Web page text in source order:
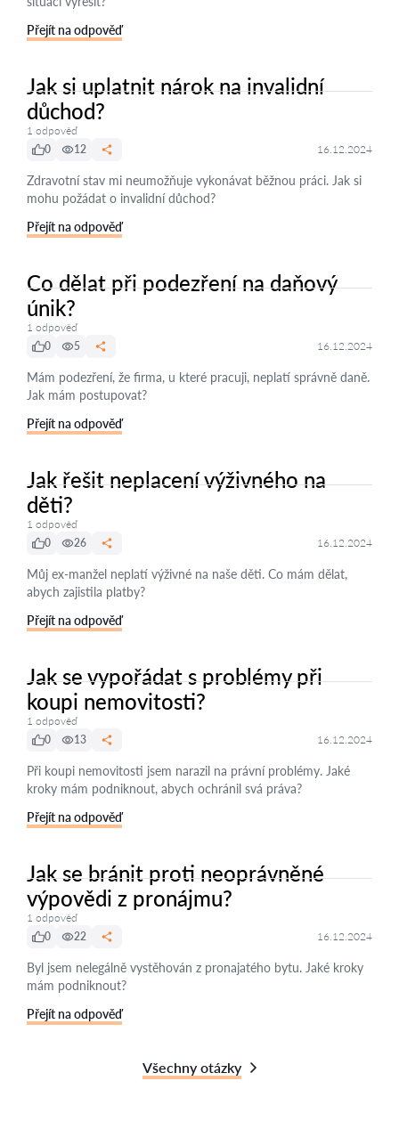
Přejít na odpověď
Jak si uplatnit nárok na invalidní
důchod?
1 odpověď
0
12 16.12.2024
Zdravotní stav mi neumožňuje vykonávat běžnou práci. Jak si
mohu požádat o invalidní důchod?
Přejít na odpověď
Co dělat při podezření na daňový
únik?
1 odpověď
0
5 16.12.2024
Mám podezření, že firma, u které pracuji, neplatí správně daně.
Jak mám postupovat?
Přejít na odpověď
Jak řešit neplacení výživného na
děti?
1 odpověď
0
26 16.12.2024
Můj ex-manžel neplatí výživné na naše děti. Co mám dělat,
abych zajistila platby?
Přejít na odpověď
Jak se vypořádat s problémy při
koupi nemovitosti?
1 odpověď
0
13 16.12.2024
Při koupi nemovitosti jsem narazil na právní problémy. Jaké
kroky mám podniknout, abych ochránil svá práva?
Přejít na odpověď
Jak se bránit proti neoprávněné
výpovědi z pronájmu?
1 odpověď
0
22 16.12.2024
Byl jsem nelegálně vystěhován z pronajatého bytu. Jaké kroky
mám podniknout?
Přejít na odpověď
Všechny otázky